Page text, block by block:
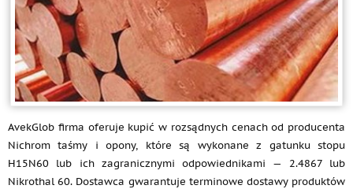
AvekGlob firma oferuje kupić w rozsądnych cenach od producenta
Nichrom taśmy i opony, które są wykonane z gatunku stopu
H15N60 lub ich zagranicznymi odpowiednikami — 2.4867 lub
Nikrothal 60. Dostawca gwarantuje terminowe dostawy produktów